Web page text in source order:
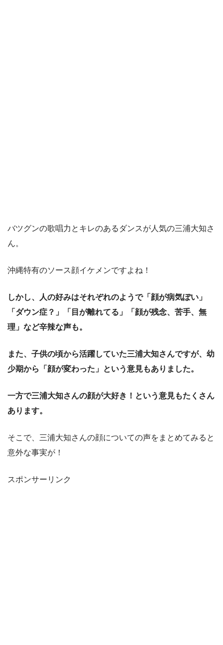
バツグンの歌唱力とキレのあるダンスが人気の三浦大知さ
ん。
沖縄特有のソース顔イケメンですよね！
しかし、人の好みはそれぞれのようで「顔が病気ぽい」
「ダウン症？」「目が離れてる」「顔が残念、苦手、無
理」など辛辣な声も。
また、子供の頃から活躍していた三浦大知さんですが、幼
少期から「顔が変わった」という意見もありました。
一方で三浦大知さんの顔が大好き！という意見もたくさん
あります。
そこで、三浦大知さんの顔についての声をまとめてみると
意外な事実が！
スポンサーリンク